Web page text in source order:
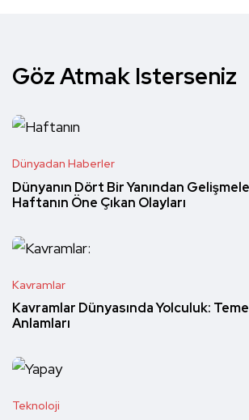
Göz Atmak Isterseniz
Dünyadan Haberler
Dünyanın Dört Bir Yanından
Haftanın Öne Çıkan Olayları
Kavramlar
Kavramlar Dünyasında Yolculuk:
Anlamları
Teknoloji